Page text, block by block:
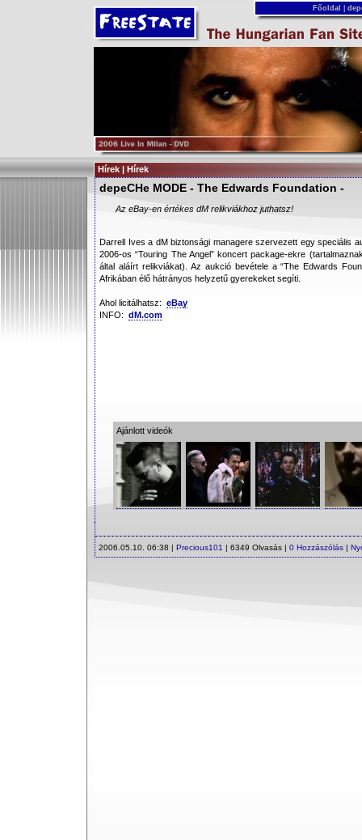
Főoldal
Hírek | Hírek
depeCHe MODE - The Edwards Foundation -
Az eBay-en értékes dM relikviákhoz juthatsz!
Darrell Ives a dM biztonsági managere szervezett egy speciális
2006-os “Touring The Angel” koncert package-ekre
által aláírt relikviákat). Az aukció bevétele a “The Edwards
Afrikában élő hátrányos helyzetű gyerekeket segíti.
Ahol licitálhatsz: eBay
INFO: dM.com
Ajánlott videók
2006.05.10. 06:38 | Precious101 | 6349 Olvasás | 0 Hozzászólás |